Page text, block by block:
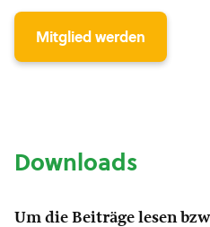
Mitglied werden
Downloads
Um die Beiträge lesen